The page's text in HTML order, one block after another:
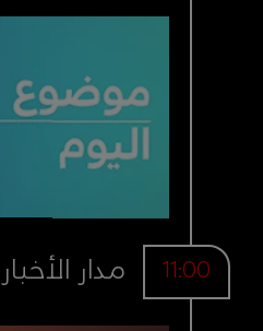
11:00 مدار الأخبار